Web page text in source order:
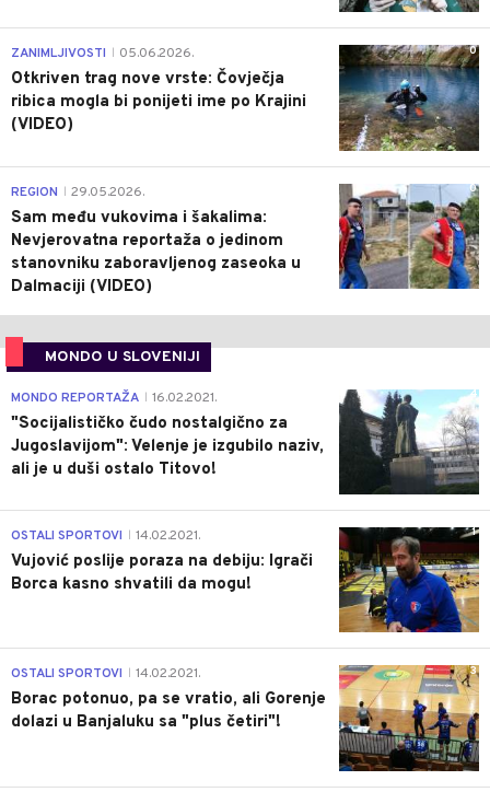
0
ZANIMLJIVOSTI 05.06.2026.
Otkriven trag nove vrste: Čovječja
ribica mogla bi ponijeti ime po Krajini
(VIDEO)
0
REGION 29.05.2026.
Sam među vukovima i šakalima:
Nevjerovatna reportaža o jedinom
stanovniku zaboravljenog zaseoka u
Dalmaciji (VIDEO)
MONDO U SLOVENIJI
4
MONDO REPORTAŽA 16.02.2021.
"Socijalističko čudo nostalgično za
Jugoslavijom": Velenje je izgubilo naziv,
ali je u duši ostalo Titovo!
1
OSTALI SPORTOVI 14.02.2021.
Vujović poslije poraza na debiju: Igrači
Borca kasno shvatili da mogu!
3
OSTALI SPORTOVI 14.02.2021.
Borac potonuo, pa se vratio, ali Gorenje
dolazi u Banjaluku sa "plus četiri"!